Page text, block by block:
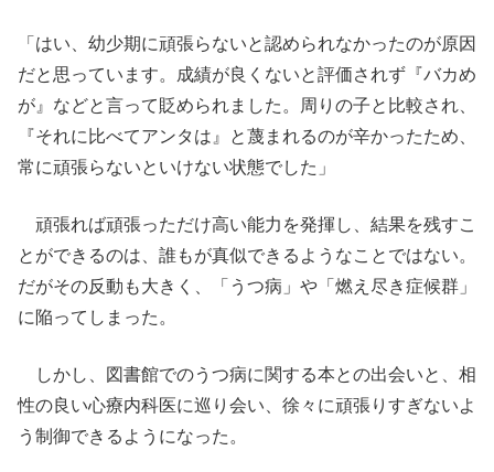
「はい、幼少期に頑張らないと認められなかったのが原因
だと思っています。成績が良くないと評価されず『バカめ
が』などと言って貶められました。周りの子と比較され、
『それに比べてアンタは』と蔑まれるのが辛かったため、
常に頑張らないといけない状態でした」
頑張れば頑張っただけ高い能力を発揮し、結果を残すこ
とができるのは、誰もが真似できるようなことではない。
だがその反動も大きく、「うつ病」や「燃え尽き症候群」
に陥ってしまった。
しかし、図書館でのうつ病に関する本との出会いと、相
性の良い心療内科医に巡り会い、徐々に頑張りすぎないよ
う制御できるようになった。